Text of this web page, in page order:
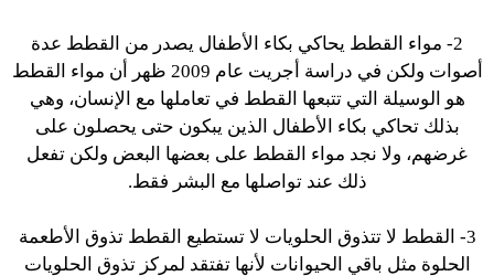
2- مواء القطط يحاكي بكاء الأطفال يصدر من القطط عدة
أصوات ولكن في دراسة أجريت عام 2009 ظهر أن مواء القطط
هو الوسيلة التي تتبعها القطط في تعاملها مع الإنسان، وهي
بذلك تحاكي بكاء الأطفال الذين يبكون حتى يحصلون على
غرضهم، ولا نجد مواء القطط على بعضها البعض ولكن تفعل
ذلك عند تواصلها مع البشر فقط.
3- القطط لا تتذوق الحلويات لا تستطيع القطط تذوق الأطعمة
الحلوة مثل باقي الحيوانات لأنها تفتقد لمركز تذوق الحلويات